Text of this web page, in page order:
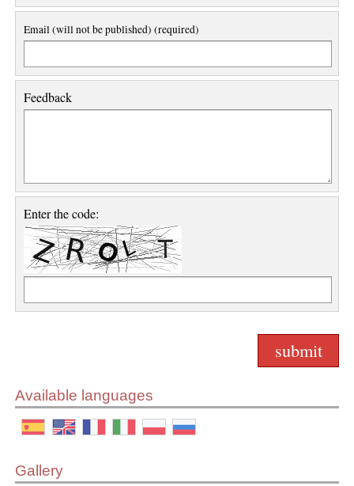
Email (will not be published) (required)
Feedback
Enter the code:
Available languages
Gallery